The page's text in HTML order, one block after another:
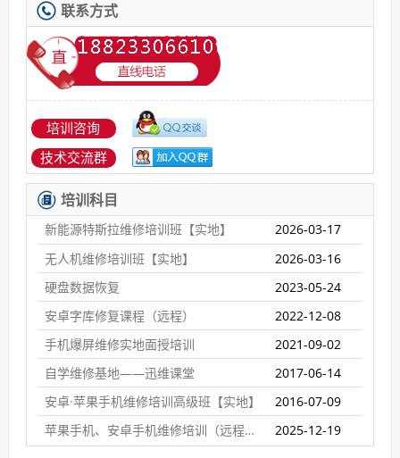
联系方式
培训咨询
技术交流群
培训科目
新能源特斯拉维修培训班【实地】
2026-03-17
无人机维修培训班【实地】
2026-03-16
硬盘数据恢复
2023-05-24
安卓字库修复课程（远程）
2022-12-08
手机爆屏维修实地面授培训
2021-09-02
自学维修基地——迅维课堂
2017-06-14
安卓·苹果手机维修培训高级班【实地】
2016-07-09
苹果手机、安卓手机维修培训（远程网络班）
2025-12-19